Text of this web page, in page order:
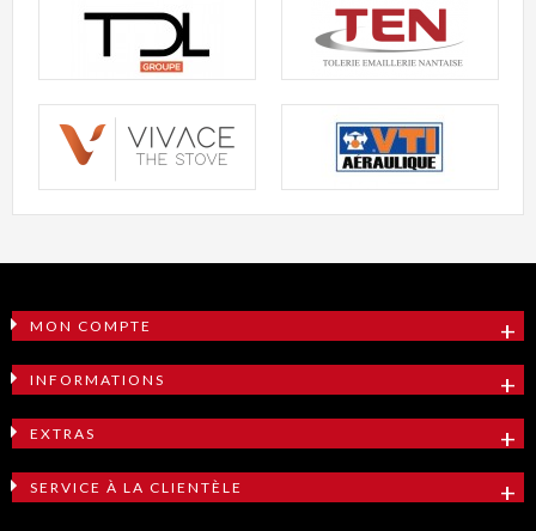
MON COMPTE
INFORMATIONS
EXTRAS
SERVICE À LA CLIENTÈLE